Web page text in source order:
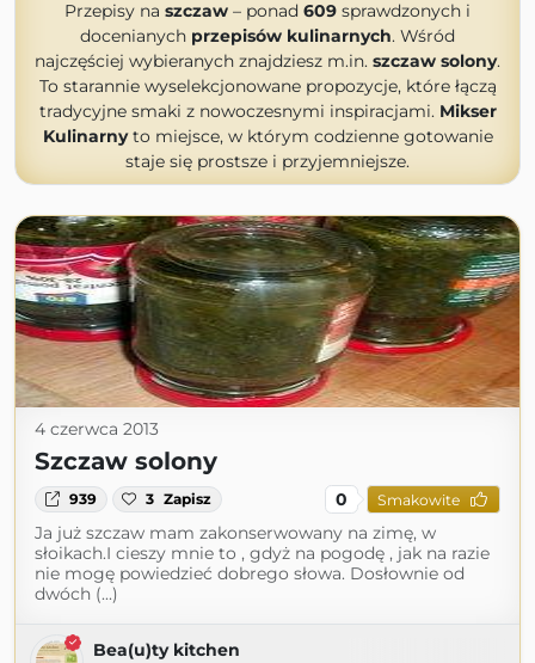
Przepisy na szczaw – ponad 609 sprawdzonych i
docenianych przepisów kulinarnych. Wśród
najczęściej wybieranych znajdziesz m.in. szczaw solony.
To starannie wyselekcjonowane propozycje, które łączą
tradycyjne smaki z nowoczesnymi inspiracjami. Mikser
Kulinarnyto miejsce, w którym codzienne gotowanie
staje się prostsze i przyjemniejsze.
4 czerwca 2013
Szczaw solony
939 3 Zapisz 0 Smakowite
Ja już szczaw mam zakonserwowany na zimę, w
słoikach.I cieszy mnie to , gdyż na pogodę , jak na razie
nie mogę powiedzieć dobrego słowa. Dosłownie od
dwóch (...)
Bea(u)ty kitchen